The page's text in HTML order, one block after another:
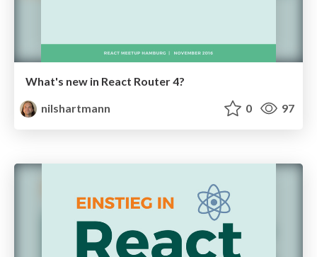
What's new in React Router 4?
nilshartmann
0 97